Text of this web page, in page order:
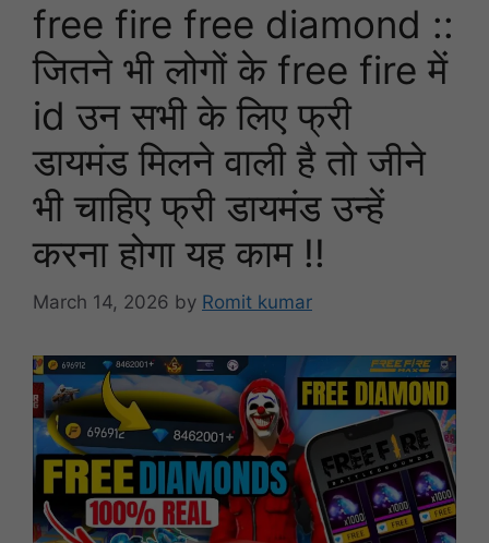
free fire free diamond ::
जितने भी लोगों के free fire में
id उन सभी के लिए फ्री
डायमंड मिलने वाली है तो जीने
भी चाहिए फ्री डायमंड उन्हें
करना होगा यह काम !!
March 14, 2026 by Romit kumar